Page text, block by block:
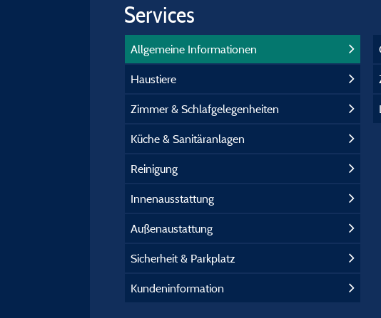
Services
Allgemeine Informationen
Haustiere
Zimmer & Schlafgelegenheiten
Küche & Sanitäranlagen
Reinigung
Innenausstattung
Außenaustattung
Sicherheit & Parkplatz
Kundeninformation